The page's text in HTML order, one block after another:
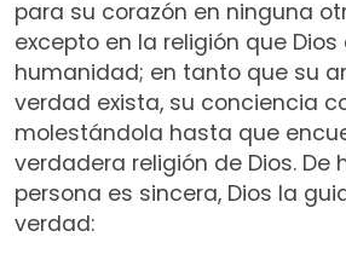
para su corazón en ninguna
excepto en la religión que
humanidad; en tanto que su
verdad exista, su conciencia
molestándola hasta que
verdadera religión de Dios. De
persona es sincera, Dios la
verdad: